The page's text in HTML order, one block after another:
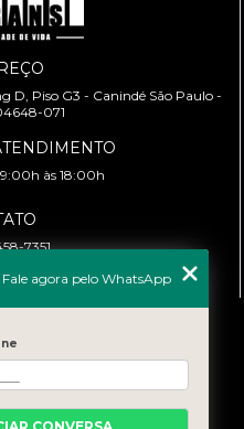
D, Piso G3 - Canindé São Paulo -
071
às 18:00h
7351
Fale agora pelo WhatsApp
CONVERSA